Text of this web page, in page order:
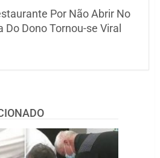
Por Não Abrir No
Do Dono Tornou-se Viral